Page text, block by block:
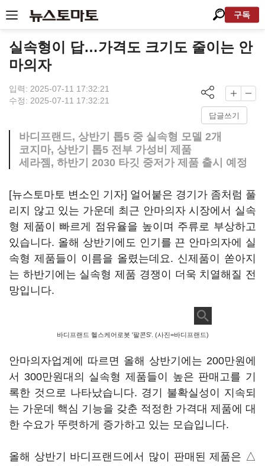
구독
실속형이 답…가격도 크기도 줄이는 안
마의자
입력: 2025-07-11 17:32:21
수정: 2025-07-11 17:32:21
답글쓰기
바디프랜드, 상반기 톱5 중 실속형 모델 2개
코지마, 상반기 톱5 전부 가성비 제품
세라젬, 하반기 2030 타깃 중저가 제품 출시 예정
[뉴스토마토 변소인 기자] 얼어붙은 경기가 좀처럼 풀
리지 않고 있는 가운데 최근 안마의자 시장에서 실속
형 제품이 빠르게 점유율을 높이며 주류로 부상하고
있습니다. 올해 상반기에도 인기를 끈 안마의자에 실
속형 제품들이 이름을 올렸는데요. 신제품이 쏟아지
는 하반기에는 실속형 제품 경쟁이 더욱 치열해질 전
망입니다.
바디프랜드 헬스케어로봇 '팔콘S'. (사진=바디프랜드)
안마의자업계에 따르면 올해 상반기에는 200만원에
서 300만원대의 실속형 제품들이 높은 판매고를 기
록한 것으로 나타났습니다. 경기 불확실성이 지속되
는 가운데 핵심 기능을 갖춘 적정한 가격대 제품에 대
한 수요가 뚜렷하게 증가하고 있는 모습입니다.
올해 상반기 바디프랜드에서 많이 판매된 제품은 △